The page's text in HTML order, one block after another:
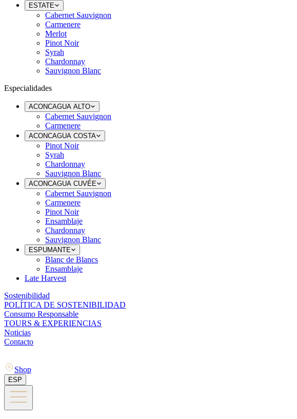
ESTATE
Cabernet Sauvignon
Carmenere
Merlot
Pinot Noir
Syrah
Chardonnay
Sauvignon Blanc
Especialidades
ACONCAGUA ALTO
Cabernet Sauvignon
Carmenere
ACONCAGUA COSTA
Pinot Noir
Syrah
Chardonnay
Sauvignon Blanc
ACONCAGUA CUVÉE
Cabernet Sauvignon
Carmenere
Pinot Noir
Ensamblaje
Chardonnay
Sauvignon Blanc
ESPUMANTE
Blanc de Blancs
Ensamblaje
Late Harvest
Sostenibilidad
POLÍTICA DE SOSTENIBILIDAD
Consumo Responsable
TOURS & EXPERIENCIAS
Noticias
Contacto
Shop
ESP